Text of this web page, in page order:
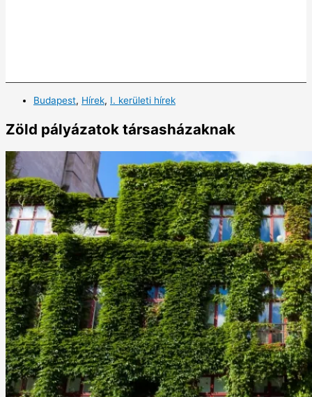
Budapest, Hírek, I. kerületi hírek
Zöld pályázatok társasházaknak